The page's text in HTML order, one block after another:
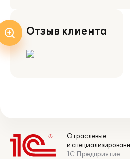
Отзыв клиента
Отраслевые
и
1С:Предприятие